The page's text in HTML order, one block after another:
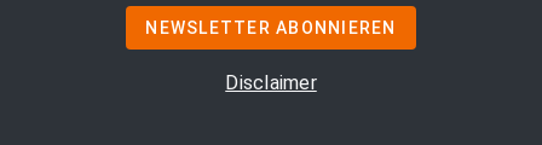
NEWSLETTER ABONNIEREN
Disclaimer